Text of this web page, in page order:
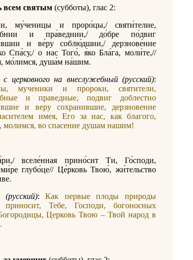
всем святым (субботы), глас 2:
му́ченицы и проро́цы,/ святи́телие,
и пра́веднии,/ до́бре по́двиг
и ве́ру соблю́дшии,/ дерзнове́ние
Спа́су,/ о нас Того́, я́ко Бла́га, моли́те,//
мо́лимся, душа́м на́шим.
с церковного на внеслужебный (русский):
мученики и пророки, святители,
и праведные, подвиг доблестно
и веру сохранившие, дерзновение
имея, Его за нас, как благого,
молимся, во спасение душам нашим!
вселе́нная прино́сит Ти, Го́споди,
глубо́це// Це́рковь Твою́, жи́тельство
:Как первые плоды природы
приносит, Тебе, Господи, богоносных
Церковь Твою – Твой народ в